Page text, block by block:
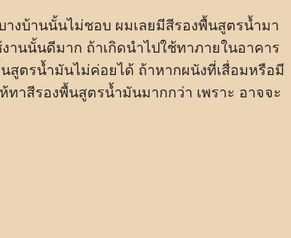
งบ้านนั้นไม่ชอบ ผมเลยมีสีรองพื้นสูตรน้ำมา
นนั้นดีมาก ถ้าเกิดนำไปใช้ทาภายในอาคาร
สูตรน้ำมันไม่ค่อยได้ ถ้าหากผนังที่เสื่อมหรือมี
าสีรองพื้นสูตรน้ำมันมากกว่า เพราะ อาจจะ